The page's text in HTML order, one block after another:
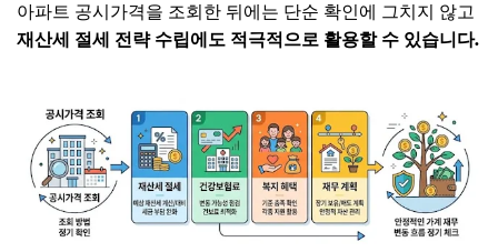
아파트 공시가격을 조회한 뒤에는 단순 확인에 그치지 않고
재산세 절세 전략 수립에도 적극적으로 활용할 수 있습니다.